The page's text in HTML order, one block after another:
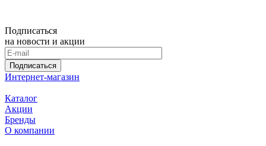
Подписаться
на новости и акции
Подписаться
Интернет-магазин
Каталог
Акции
Бренды
О компании